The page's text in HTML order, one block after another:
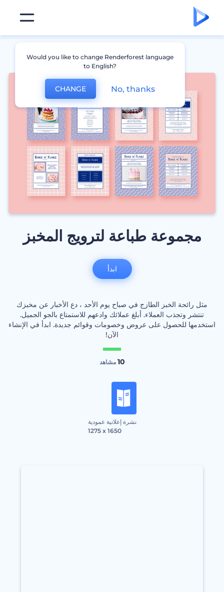
مجموعة طباعة لترويج المخبز
مثل رائحة الخبز الطازج في صباح يوم الأحد ، دع الأخبار عن مخبزك
تنتشر وتجذب العملاء. أبلغ عملائك وادعهم للاستمتاع بالجو الجميل.
استخدمها للحصول على عروض وخصومات وقوائم جديدة. ابدأ في الإنشاء
الآن!
10 مشاهد
نشرة إعلانية عمودية
1275 x 1650
ابدأ
Would you like to change Renderforest language
to English?
CHANGE No, thanks